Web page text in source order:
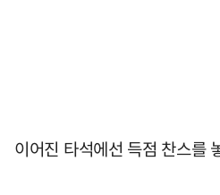
이어진 타석에선 득점 찬스를